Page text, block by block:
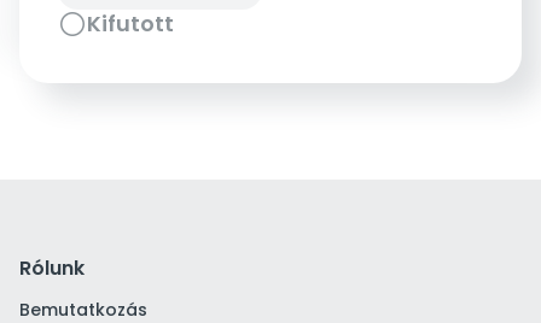
Kifutott
Rólunk
Bemutatkozás